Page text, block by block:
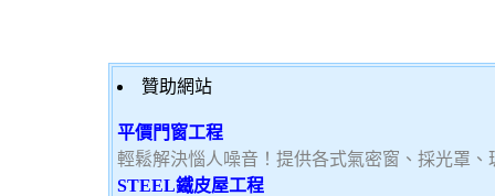
贊助網站
平價門窗工程
輕鬆解決惱人噪音！提供各式氣密窗、採光罩
STEEL鐵皮屋工程